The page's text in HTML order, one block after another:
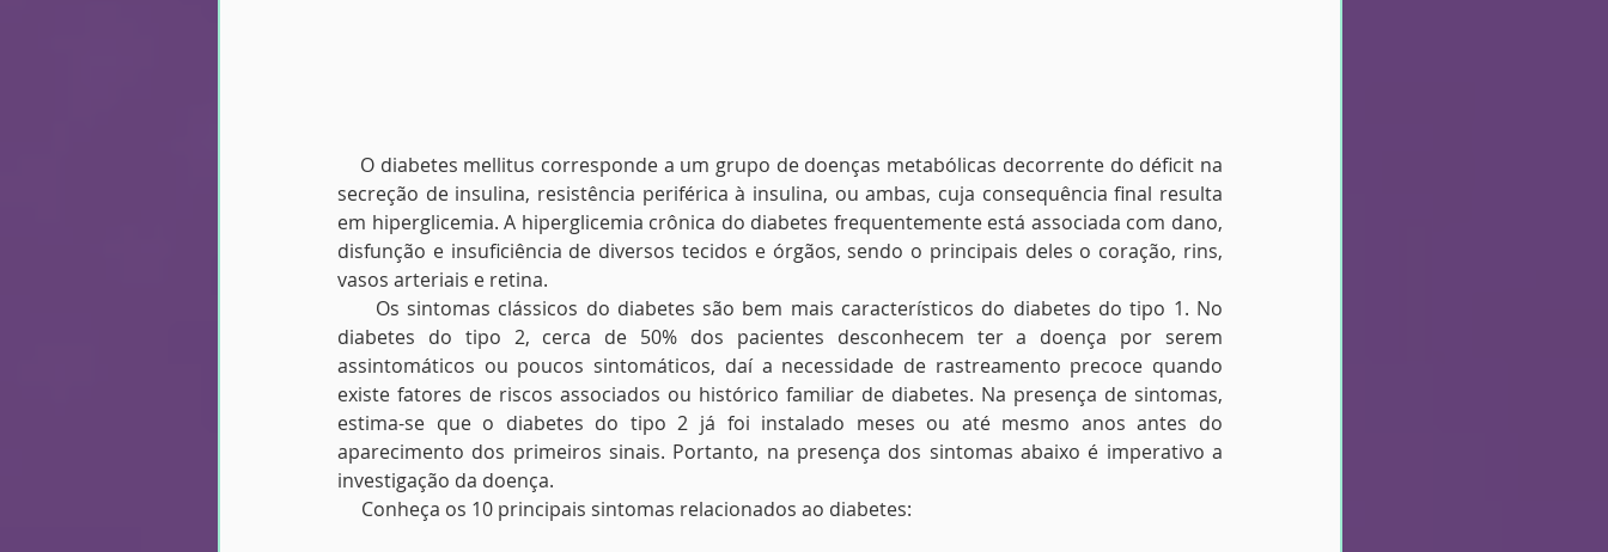
O diabetes mellitus corresponde a um grupo de doenças metabólicas decorrente do déficit na
secreção de insulina, resistência periférica à insulina, ou ambas, cuja consequência final resulta
em hiperglicemia. A hiperglicemia crônica do diabetes frequentemente está associada com dano,
disfunção e insuficiência de diversos tecidos e órgãos, sendo o principais deles o coração, rins,
vasos arteriais e retina.
Os sintomas clássicos do diabetes são bem mais característicos do diabetes do tipo 1. No
diabetes do tipo 2, cerca de 50% dos pacientes desconhecem ter a doença por serem
assintomáticos ou poucos sintomáticos, daí a necessidade de rastreamento precoce quando
existe fatores de riscos associados ou histórico familiar de diabetes. Na presença de sintomas,
estima-se que o diabetes do tipo 2 já foi instalado meses ou até mesmo anos antes do
aparecimento dos primeiros sinais. Portanto, na presença dos sintomas abaixo é imperativo a
investigação da doença.
Conheça os 10 principais sintomas relacionados ao diabetes: